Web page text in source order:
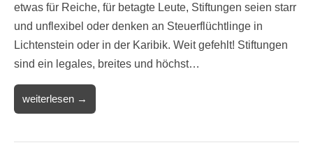
etwas für Reiche, für betagte Leute, Stiftungen seien starr
und unflexibel oder denken an Steuerflüchtlinge in
Lichtenstein oder in der Karibik. Weit gefehlt! Stiftungen
sind ein legales, breites und höchst…
weiterlesen →